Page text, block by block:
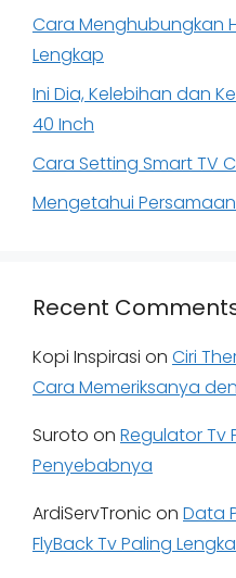
Cara Menghubungkan
Lengkap
Ini Dia, Kelebihan dan
40 Inch
Cara Setting Smart TV
Mengetahui
Recent
Kopi Inspirasi on Ciri
Cara Memeriksanya
Suroto on Regulator Tv
Penyebabnya
ArdiServTronic on Data
FlyBack Tv Paling